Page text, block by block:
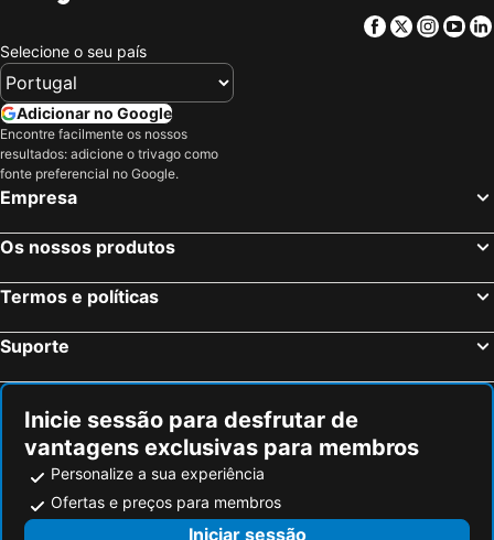
Milpitas, Califórnia Hotéis
Fresno, Califórnia Hotéis
Los Banos, Califórnia Hotéis
Madera, Califórnia Hotéis
Salinas, Califórnia Hotéis
Miami Beach, Flórida Hotéis
Miami, Flórida Hotéis
Los Angeles, Califórnia Hotéis
Lake Buena Vista, Flórida Hotéis
Boston, Massachusetts Hotéis
Facebook
Twitter
Selecione o seu país
Adicionar no Google
Encontre facilmente os nossos
resultados: adicione o trivago como
fonte preferencial no Google.
Empresa
Os nossos produtos
Termos e políticas
Suporte
Inicie sessão para desfrutar de
vantagens exclusivas para membros
Personalize a sua experiência
Ofertas e preços para membros
Iniciar sessão